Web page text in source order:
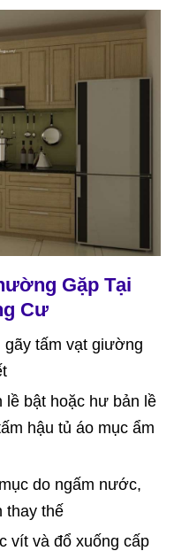
Gặp Tại
Cư
tấm vạt giường
bật hoặc hư bản lề
hậu tủ áo mục ẩm
do ngấm nước,
thay thế
vít và đổ xuống cấp